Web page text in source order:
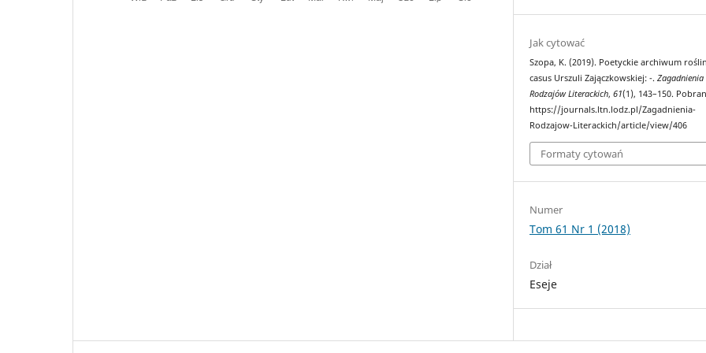
Jak cytować
Szopa, K. (2019). Poetyckie archiwum
casus Urszuli Zajączkowskiej: -.Zagadnienia
Rodzajów Literackich,61(1), 143–150.
https://journals.ltn.lodz.pl/Zagadnienia-
Rodzajow-Literackich/article/view/406
Formaty cytowań
Numer
Tom 61 Nr 1 (2018)
Dział
Eseje